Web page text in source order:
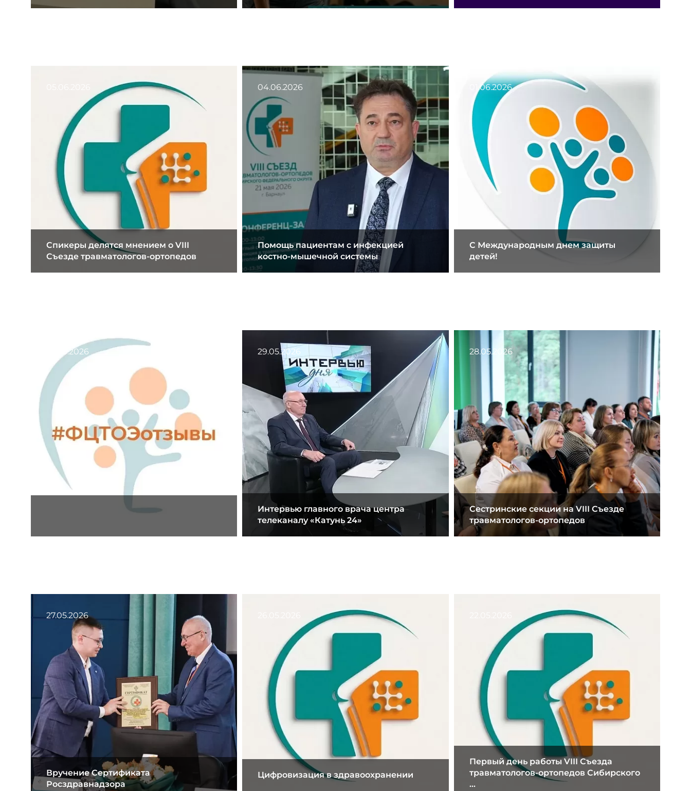
Спикеры делятся мнением о VIII
Съезде травматологов-ортопедов
04.06.2026
Помощь пациентам с инфекцией
костно-мышечной системы
01.06.2026
C Международным днем защиты
детей!
01.06.2026 29.05.2026
Интервью главного врача центра
телеканалу «Катунь 24»
28.05.2026
Сестринские секции на VIII Съезде
травматологов-ортопедов
27.05.2026
Вручение Сертификата
Росздравнадзора
Цифровизация в здравоохранении
Первый день работы VIII Съезда
травматологов-ортопедов Сибирского
...